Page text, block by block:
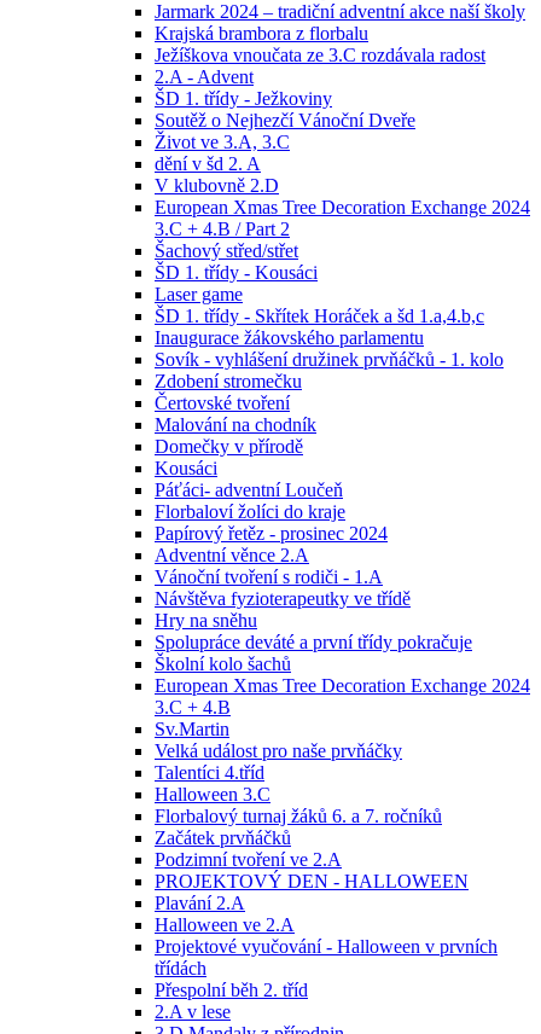
Jarmark 2024 – tradiční adventní akce naší školy
Krajská brambora z florbalu
Ježíškova vnoučata ze 3.C rozdávala radost
2.A - Advent
ŠD 1. třídy - Ježkoviny
Soutěž o Nejhezčí Vánoční Dveře
Život ve 3.A, 3.C
dění v šd 2. A
V klubovně 2.D
European Xmas Tree Decoration Exchange 2024
3.C + 4.B / Part 2
Šachový střed/střet
ŠD 1. třídy - Kousáci
Laser game
ŠD 1. třídy - Skřítek Horáček a šd 1.a,4.b,c
Inaugurace žákovského parlamentu
Sovík - vyhlášení družinek prvňáčků - 1. kolo
Zdobení stromečku
Čertovské tvoření
Malování na chodník
Domečky v přírodě
Kousáci
Páťáci- adventní Loučeň
Florbaloví žolíci do kraje
Papírový řetěz - prosinec 2024
Adventní věnce 2.A
Vánoční tvoření s rodiči - 1.A
Návštěva fyzioterapeutky ve třídě
Hry na sněhu
Spolupráce deváté a první třídy pokračuje
Školní kolo šachů
European Xmas Tree Decoration Exchange 2024
3.C + 4.B
Sv.Martin
Velká událost pro naše prvňáčky
Talentíci 4.tříd
Halloween 3.C
Florbalový turnaj žáků 6. a 7. ročníků
Začátek prvňáčků
Podzimní tvoření ve 2.A
PROJEKTOVÝ DEN - HALLOWEEN
Plavání 2.A
Halloween ve 2.A
Projektové vyučování - Halloween v prvních
třídách
Přespolní běh 2. tříd
2.A v lese